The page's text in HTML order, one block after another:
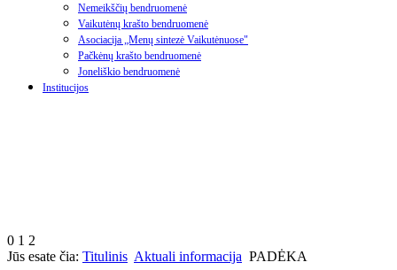
Nemeikščių bendruomenė
Vaikutėnų krašto bendruomenė
Asociacija „Menų sintezė Vaikutėnuose"
Pačkėnų krašto bendruomenė
Joneliškio bendruomenė
Institucijos
0 1 2
Jūs esate čia: Titulinis Aktuali informacija PADĖKA